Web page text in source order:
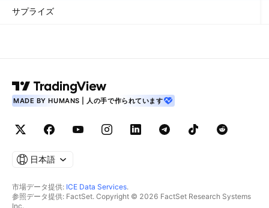
サプライズ
MADE BY HUMANS | 人の手で作られています
日本語
市場データ提供: ICE Data Services.
参照データ提供: FactSet. Copyright © 2026 FactSet Research Systems
Inc.